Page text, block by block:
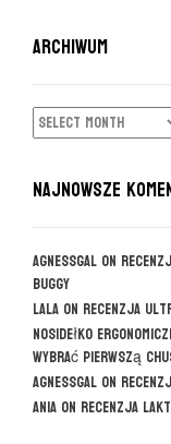
ARCHIWUM
ARCHIWUM
NAJNOWSZE
agnessgal on
Buggy
Lala on Recenzja
Nosidełko
wybrać pierwszą
agnessgal on
Ania on Recenzja